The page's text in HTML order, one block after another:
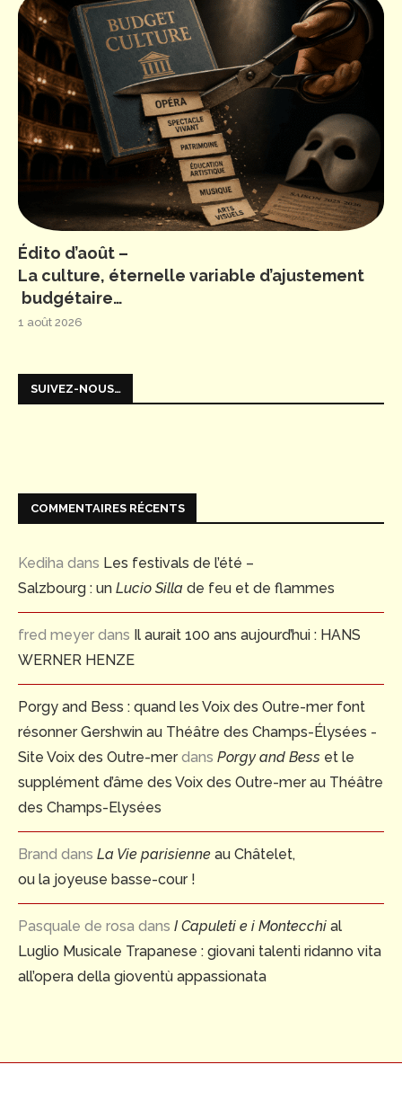
Édito d’août –
La culture, éternelle variable d’ajustement
budgétaire…
1 août 2026
SUIVEZ-NOUS…
COMMENTAIRES RÉCENTS
Kediha dans Les festivals de l’été –
Salzbourg : un Lucio Silla de feu et de flammes
fred meyer dans Il aurait 100 ans aujourd’hui : HANS
WERNER HENZE
Porgy and Bess : quand les Voix des Outre-mer font
résonner Gershwin au Théâtre des Champs-Élysées -
Site Voix des Outre-merdans Porgy and Bess et le
supplément d’âme des Voix des Outre-mer au Théâtre
des Champs-Elysées
Brand dans La Vie parisienne au Châtelet,
ou la joyeuse basse-cour !
Pasquale de rosa dans I Capuleti e i Montecchi al
Luglio Musicale Trapanese : giovani talenti ridanno vita
all’opera della gioventù appassionata